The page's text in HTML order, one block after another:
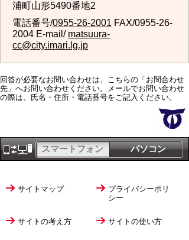
浦町山形5490番地2
電話番号/0955-26-2001 FAX/0955-26-
2004 E-mail/ matsuura-
cc@city.imari.lg.jp
回答が必要なお問い合わせは、こちらの「お問合わせ
先」へお問い合わせください。メールでお問い合わせ
の際は、氏名・住所・電話番号をご記入ください。
パソコン
スマートフォン
サイトマップ
プライバシーポリ
シー
サイトの考え方 サイトの使い方